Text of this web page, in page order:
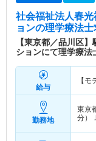
社会福祉法人春
ョンの理学療法
【東京都／品川区
ションにて理学療法
給与
【モ
勤務地
東京
分）